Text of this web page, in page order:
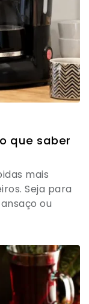
que saber
mais
Seja para
ou